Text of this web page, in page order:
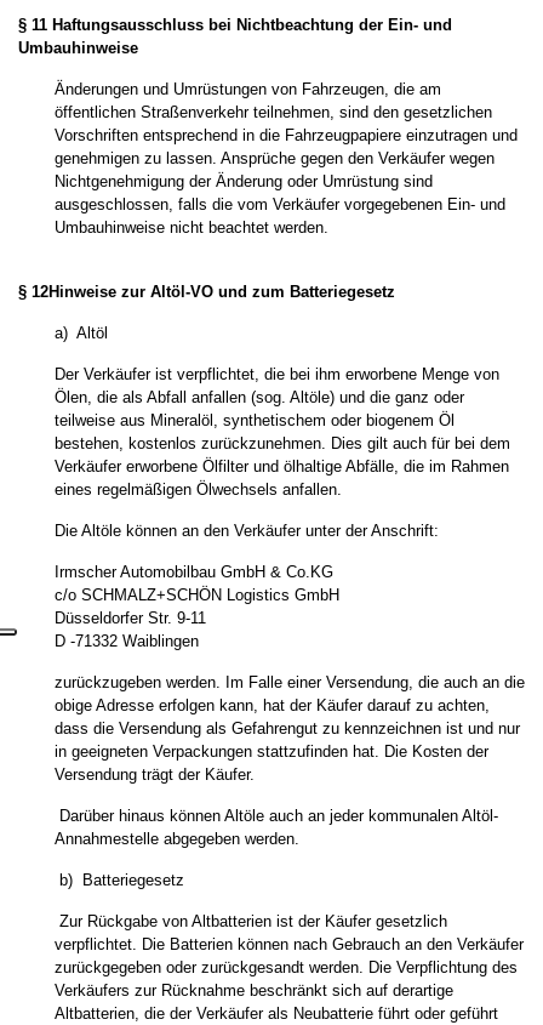
§ 11 Haftungsausschluss bei Nichtbeachtung der Ein- und
Umbauhinweise
Änderungen und Umrüstungen von Fahrzeugen, die am
öffentlichen Straßenverkehr teilnehmen, sind den gesetzlichen
Vorschriften entsprechend in die Fahrzeugpapiere einzutragen und
genehmigen zu lassen. Ansprüche gegen den Verkäufer wegen
Nichtgenehmigung der Änderung oder Umrüstung sind
ausgeschlossen, falls die vom Verkäufer vorgegebenen Ein- und
Umbauhinweise nicht beachtet werden.
§ 12Hinweise zur Altöl-VO und zum Batteriegesetz
a) Altöl
Der Verkäufer ist verpflichtet, die bei ihm erworbene Menge von
Ölen, die als Abfall anfallen (sog. Altöle) und die ganz oder
teilweise aus Mineralöl, synthetischem oder biogenem Öl
bestehen, kostenlos zurückzunehmen. Dies gilt auch für bei dem
Verkäufer erworbene Ölfilter und ölhaltige Abfälle, die im Rahmen
eines regelmäßigen Ölwechsels anfallen.
Die Altöle können an den Verkäufer unter der Anschrift:
Irmscher Automobilbau GmbH & Co.KG
c/o SCHMALZ+SCHÖN Logistics GmbH
Düsseldorfer Str. 9-11
D -71332 Waiblingen
zurückzugeben werden. Im Falle einer Versendung, die auch an die
obige Adresse erfolgen kann, hat der Käufer darauf zu achten,
dass die Versendung als Gefahrengut zu kennzeichnen ist und nur
in geeigneten Verpackungen stattzufinden hat. Die Kosten der
Versendung trägt der Käufer.
Darüber hinaus können Altöle auch an jeder kommunalen Altöl-
Annahmestelle abgegeben werden.
b) Batteriegesetz
Zur Rückgabe von Altbatterien ist der Käufer gesetzlich
verpflichtet. Die Batterien können nach Gebrauch an den Verkäufer
zurückgegeben oder zurückgesandt werden. Die Verpflichtung des
Verkäufers zur Rücknahme beschränkt sich auf derartige
Altbatterien, die der Verkäufer als Neubatterie führt oder geführt